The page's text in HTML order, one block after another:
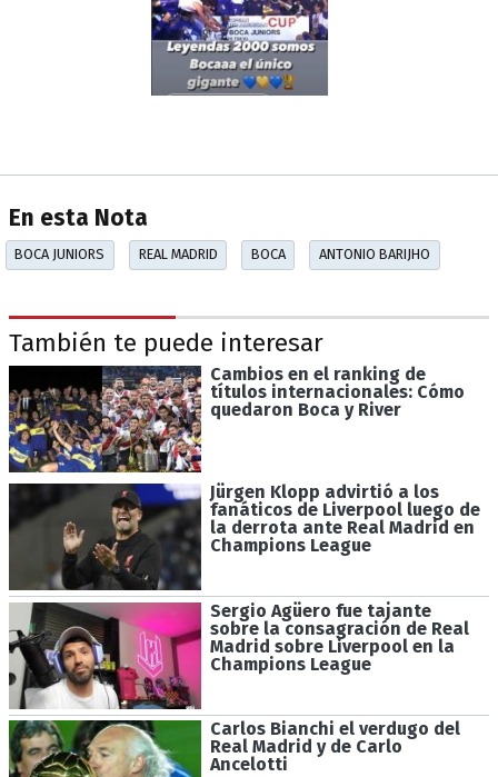
En esta Nota
BOCA JUNIORS REAL MADRID BOCA ANTONIO BARIJHO
También te puede interesar
Cambios en el ranking de
títulos internacionales: Cómo
quedaron Boca y River
Jürgen Klopp advirtió a los
fanáticos de Liverpool luego de
la derrota ante Real Madrid en
Champions League
Sergio Agüero fue tajante
sobre la consagración de Real
Madrid sobre Liverpool en la
Champions League
Carlos Bianchi el verdugo del
Real Madrid y de Carlo
Ancelotti